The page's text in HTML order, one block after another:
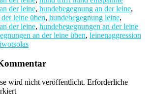
der leine, hundebegegnung an der leine,
leine üben, hundebegegnung leine,
der leine, hundebegegnungen an der leine
an der leine üben, leinenaggression
wird nicht veröffentlicht. Erforderliche